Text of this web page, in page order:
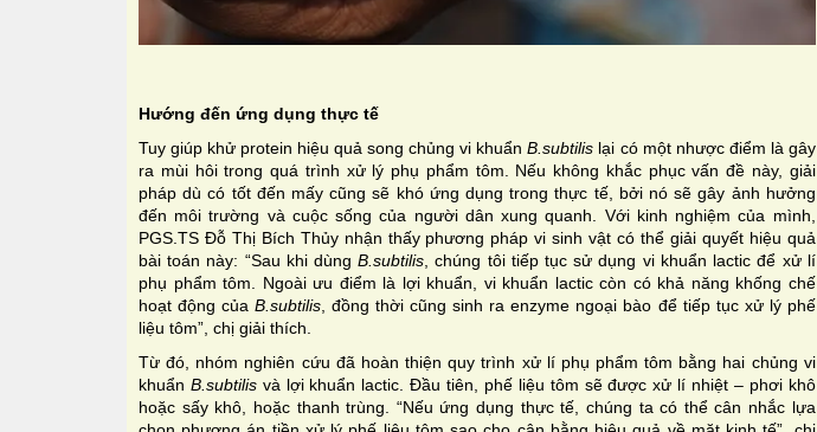
Hướng đến ứng dụng thực tế
Tuy giúp khử protein hiệu quả song chủng vi khuẩnB.subtilis lại có một nhược điểm là gây
ra mùi hôi trong quá trình xử lý phụ phẩm tôm. Nếu không khắc phục vấn đề này, giải
pháp dù có tốt đến mấy cũng sẽ khó ứng dụng trong thực tế, bởi nó sẽ gây ảnh hưởng
đến môi trường và cuộc sống của người dân xung quanh. Với kinh nghiệm của mình,
PGS.TS Đỗ Thị Bích Thủy nhận thấy phương pháp vi sinh vật có thể giải quyết hiệu quả
bài toán này: “Sau khi dùngB.subtilis , chúng tôi tiếp tục sử dụng vi khuẩn lactic để xử lí
phụ phẩm tôm. Ngoài ưu điểm là lợi khuẩn, vi khuẩn lactic còn có khả năng khống chế
hoạt động củaB.subtilis , đồng thời cũng sinh ra enzyme ngoại bào để tiếp tục xử lý phế
liệu tôm”, chị giải thích.
Từ đó, nhóm nghiên cứu đã hoàn thiện quy trình xử lí phụ phẩm tôm bằng hai chủng vi
khuẩn B.subtilisvà lợi khuẩn lactic. Đầu tiên, phế liệu tôm sẽ được xử lí nhiệt – phơi khô
hoặc sấy khô, hoặc thanh trùng. “Nếu ứng dụng thực tế, chúng ta có thể cân nhắc lựa